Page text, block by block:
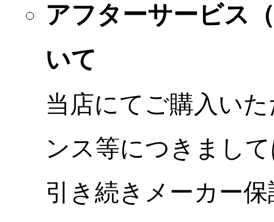
アフターサービス
いて
当店にてご購入い
ンス等につきまし
引き続きメーカー